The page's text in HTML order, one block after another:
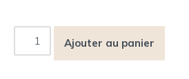
Ajouter au panier